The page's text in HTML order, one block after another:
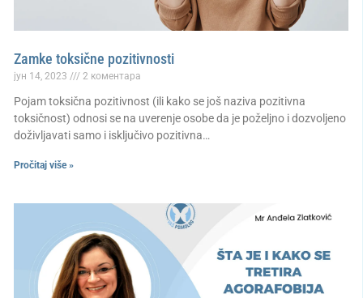
Zamke toksične pozitivnosti
јун 14, 2023 2 коментара
Pojam toksična pozitivnost (ili kako se još naziva pozitivna
toksičnost) odnosi se na uverenje osobe da je poželjno i dozvoljeno
doživljavati samo i isključivo pozitivna…
Pročitaj više »